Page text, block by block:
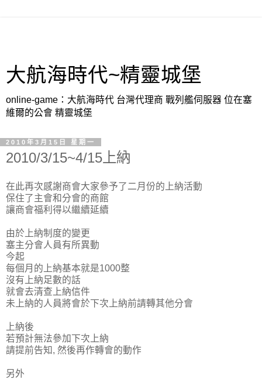
大航海時代~精靈城堡
online-game：大航海時代 台灣代理商 戰列艦伺服器 位在塞
維爾的公會 精靈城堡
2010年3月15日 星期一
2010/3/15~4/15上納
在此再次感謝商會大家參予了二月份的上納活動
保住了主會和分會的商館
讓商會福利得以繼續延續
由於上納制度的變更
塞主分會人員有所異動
今起
每個月的上納基本就是1000整
沒有上納足數的話
就會去清查上納信件
未上納的人員將會於下次上納前請轉其他分會
上納後
若預計無法參加下次上納
請提前告知, 然後再作轉會的動作
另外